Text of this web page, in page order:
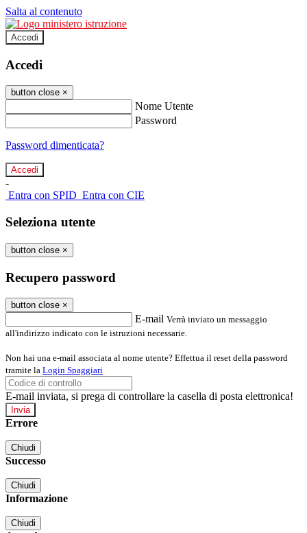
Salta al contenuto
Accedi
Accedi
button close ×
Nome Utente
Password
Password dimenticata?
-
Entra con SPID Entra con CIE
Seleziona utente
button close ×
Recupero password
button close ×
E-mail Verrà inviato un messaggio
all'indirizzo indicato con le istruzioni necessarie.
Non hai una e-mail associata al nome utente? Effettua il reset della password
tramite la Login Spaggiari
E-mail inviata, si prega di controllare la casella di posta elettronica!
Errore
Chiudi
Successo
Chiudi
Informazione
Chiudi